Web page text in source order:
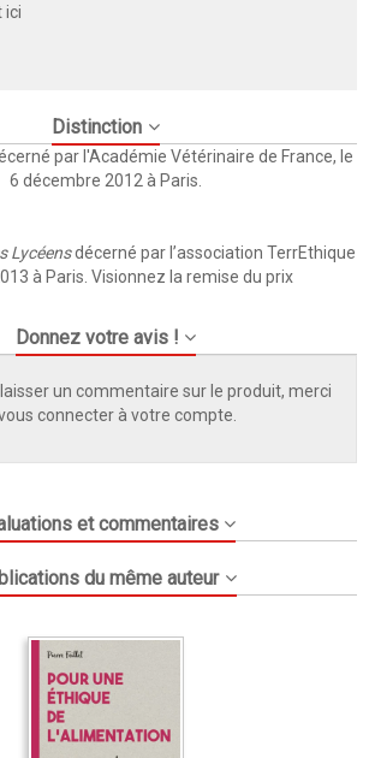
ici
Distinction
par l'Académie Vétérinaire de France, le
6 décembre 2012 à Paris.
Lycéensdécerné par l’association TerrEthique
à Paris. Visionnez la remise du prix
Donnez votre avis !
un commentaire sur le produit, merci
connecter à votre compte.
et commentaires
du même auteur